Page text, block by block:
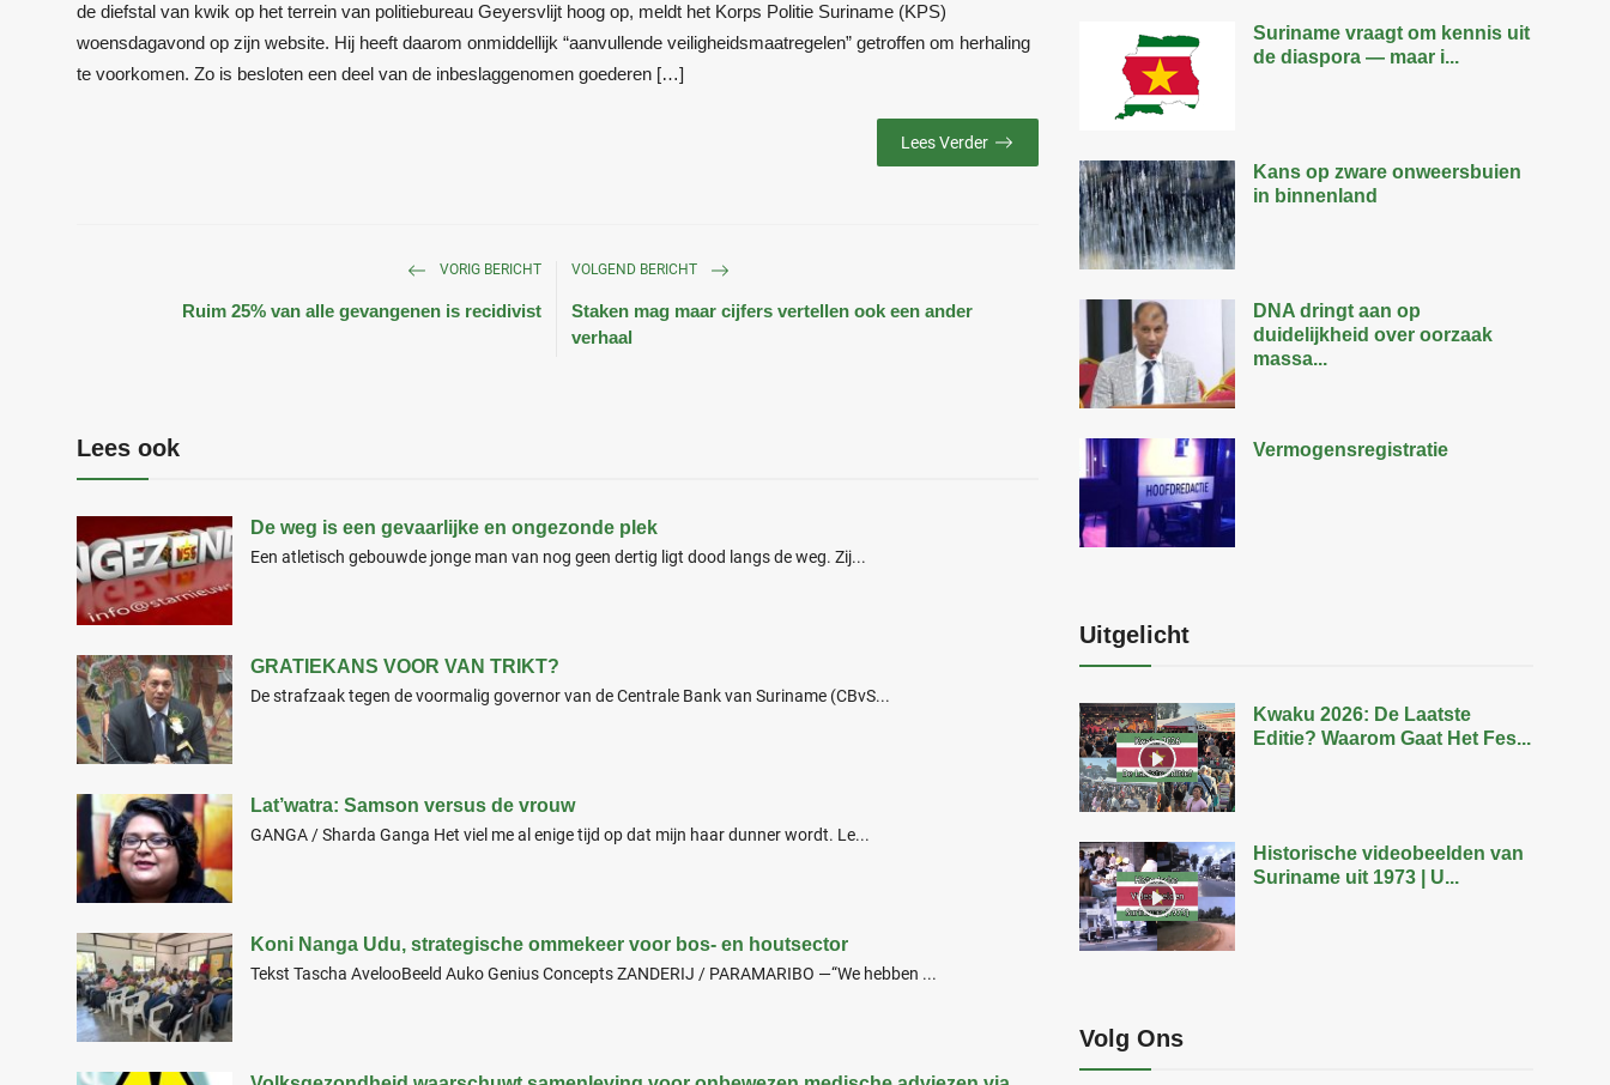
de diefstal van kwik op het terrein van politiebureau Geyersvlijt hoog op, meldt het Korps Politie Suriname (KPS)
woensdagavond op zijn website. Hij heeft daarom onmiddellijk “aanvullende veiligheidsmaatregelen” getroffen om herhaling
te voorkomen. Zo is besloten een deel van de inbeslaggenomen goederen […]
Lees Verder
VORIG BERICHT
Ruim 25% van alle gevangenen is recidivist
VOLGEND BERICHT
Staken mag maar cijfers vertellen ook een ander
verhaal
Lees ook
De weg is een gevaarlijke en ongezonde plek
Een atletisch gebouwde jonge man van nog geen dertig ligt dood langs de weg. Zij...
GRATIEKANS VOOR VAN TRIKT?
De strafzaak tegen de voormalig governor van de Centrale Bank van Suriname (CBvS...
Lat’watra: Samson versus de vrouw
GANGA / Sharda Ganga Het viel me al enige tijd op dat mijn haar dunner wordt. Le...
Koni Nanga Udu, strategische ommekeer voor bos- en houtsector
Tekst Tascha AvelooBeeld Auko Genius Concepts ZANDERIJ / PARAMARIBO —“We hebben ...
Suriname vraagt om kennis uit
de diaspora — maar i...
Kans op zware onweersbuien
in binnenland
DNA dringt aan op
duidelijkheid over oorzaak
massa...
Vermogensregistratie
Uitgelicht
Kwaku 2026: De Laatste
Editie? Waarom Gaat Het Fes...
Historische videobeelden van
Suriname uit 1973 | U...
Volg Ons